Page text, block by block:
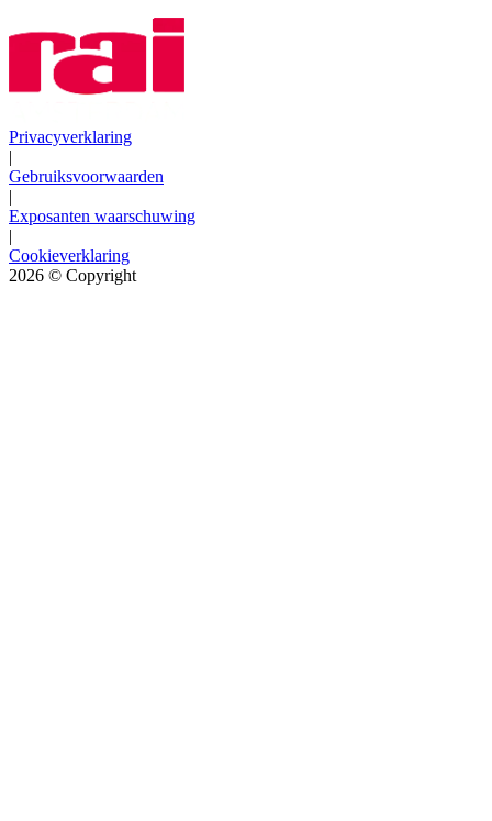
Privacyverklaring
|
Gebruiksvoorwaarden
|
Exposanten waarschuwing
|
Cookieverklaring
2026 © Copyright